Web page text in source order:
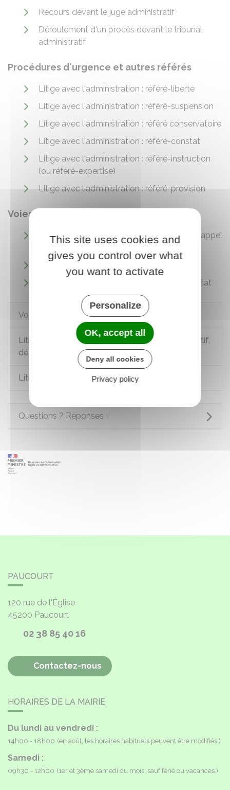
Recours devant le juge administratif
Déroulement d'un procès devant le tribunal
administratif
Procédures d'urgence et autres référés
Litige avec l'administration : référé-liberté
Litige avec l'administration : référé-suspension
Litige avec l'administration : référé conservatoire
Litige avec l'administration : référé-constat
Litige avec l'administration : référé-instruction
(ou référé-expertise)
Litige avec l'administration : référé-provision
Voies de recours
Faire appel devant la cour administrative d'appel
Faire appel devant le Conseil d'État
Recours en cassation devant le Conseil d'État
Voir aussi
Litiges avec l'administration : recours administratif,
défenseur des droits
Litiges avec la Sécurité sociale
Questions ? Réponses !
PAUCOURT
120 rue de l'Église
45200 Paucourt
02 38 85 40 16
Contactez-nous
HORAIRES DE LA MAIRIE
Du lundi au vendredi :
14h00 - 18h00 (en août, les horaires habituels peuvent être modifiés.)
Samedi :
09h30 - 12h00 (1er et 3ème samedi du mois, sauf férié ou vacances.)
This site uses cookies and
gives you control over what
you want to activate
Personalize
OK, accept all
Deny all cookies
Privacy policy